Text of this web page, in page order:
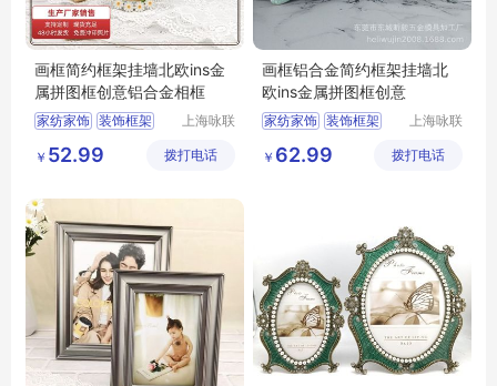
画框简约框架挂墙北欧ins金
属拼图框创意铝合金相框
家纺家饰 装饰框架
上海咏联
公司
￥ 52.99 拨打电话
画框铝合金简约框架挂墙北
欧ins金属拼图框创意
家纺家饰 装饰框架
上海咏联
公司
￥ 62.99 拨打电话